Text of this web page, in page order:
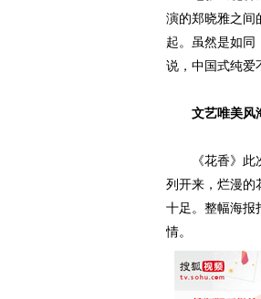
演的郑晓雅之间
起。虽然是如同
说，中国式纯爱
文艺唯美风
《花香》此次
列开来，烂漫的
十足。整幅海报
情。